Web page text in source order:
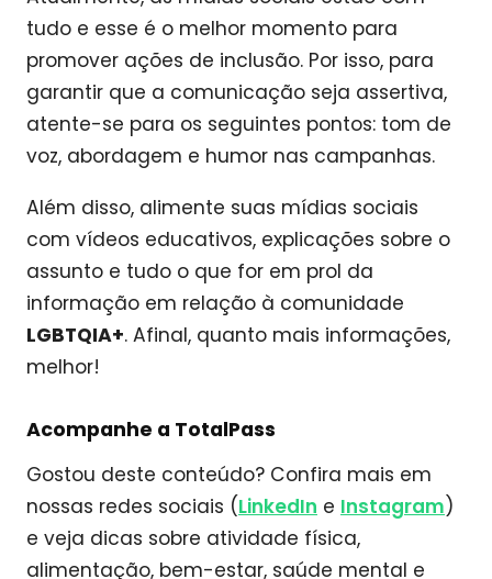
tudo e esse é o melhor momento para
promover ações de inclusão. Por isso, para
garantir que a comunicação seja assertiva,
atente-se para os seguintes pontos: tom de
voz, abordagem e humor nas campanhas.
Além disso, alimente suas mídias sociais
com vídeos educativos, explicações sobre o
assunto e tudo o que for em prol da
informação em relação à comunidade
LGBTQIA+. Afinal, quanto mais informações,
melhor!
Acompanhe a TotalPass
Gostou deste conteúdo? Confira mais em
nossas redes sociais (LinkedIn e Instagram)
e veja dicas sobre atividade física,
alimentação, bem-estar, saúde mental e